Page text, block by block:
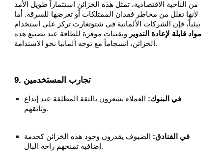
من الناحية الاقتصادية، تمثل هذه الخزائن استثماراً طويل الأمد
لأنها تقلل من مخاطر فقدان الممتلكات أو تعرضها للسرقة. أما
بيئياً، فإن الشركات الألمانية في شتوتغارت تركز على استخدام
مواد قابلة لإعادة التدوير وتقنيات موفرة للطاقة عند تصنيع هذه
الخزائن، انسجاماً مع توجه ألمانيا نحو الاستدامة.
9. تجارب المستخدمين
في البنوك: العملاء يشعرون بالثقة المطلقة عند إيداع
وثائقهم.
في الفنادق: الضيوف يقدرون وجود هذه الخزائن كخدمة
إضافية تمنحهم راحة البال.